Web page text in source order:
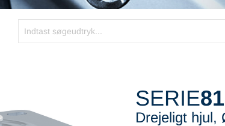
SERIE
Drejeligt hjul,